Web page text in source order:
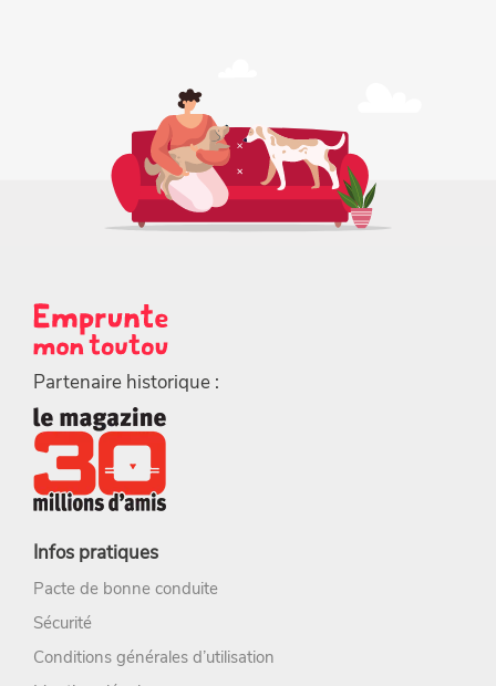
Partenaire historique :
Infos pratiques
Pacte de bonne conduite
Sécurité
Conditions générales d’utilisation